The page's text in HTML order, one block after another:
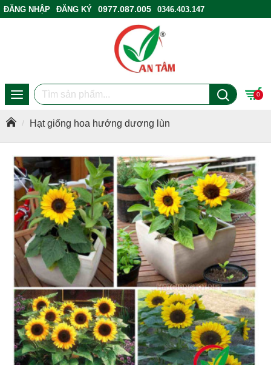
ĐĂNG NHẬP ĐĂNG KÝ 0977.087.005
0346.403.147
0
Hạt giống hoa hướng dương lùn